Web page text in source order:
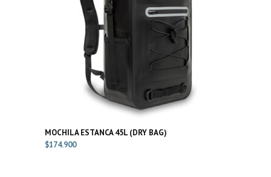
MOCHILA ESTANCA 45L (DRY BAG)
$174.900